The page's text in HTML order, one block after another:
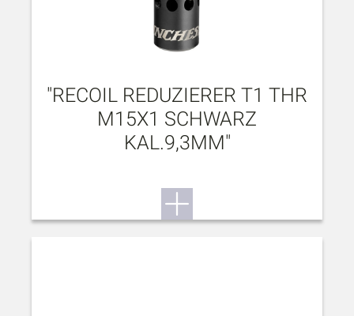
"RECOIL REDUZIERER T1 THR
M15X1 SCHWARZ
KAL.9,3MM"